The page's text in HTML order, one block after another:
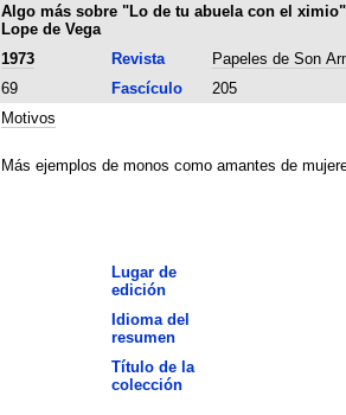
Algo más sobre "Lo de tu abuela con el
Lope de Vega
1973 Revista
Papeles de Son
69 Fascículo
205
Motivos
Más ejemplos de monos como amantes de
Lugar de
edición
Idioma del
resumen
Título de la
colección